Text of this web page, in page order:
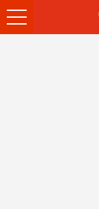
Ouvrir
le